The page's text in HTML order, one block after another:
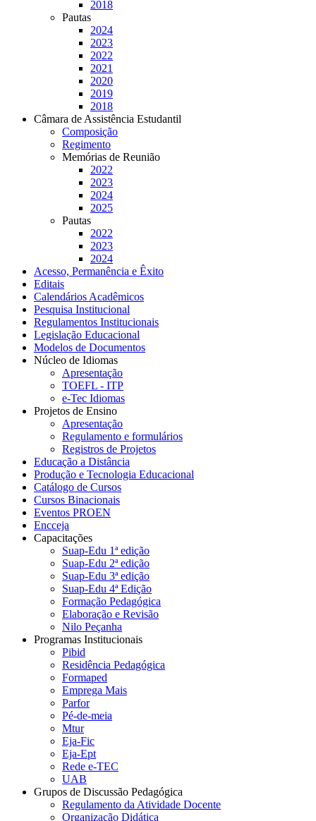
2018
Pautas
2024
2023
2022
2021
2020
2019
2018
Câmara de Assistência Estudantil
Composição
Regimento
Memórias de Reunião
2022
2023
2024
2025
Pautas
2022
2023
2024
Acesso, Permanência e Êxito
Editais
Calendários Acadêmicos
Pesquisa Institucional
Regulamentos Institucionais
Legislação Educacional
Modelos de Documentos
Núcleo de Idiomas
Apresentação
TOEFL - ITP
e-Tec Idiomas
Projetos de Ensino
Apresentação
Regulamento e formulários
Registros de Projetos
Educação a Distância
Produção e Tecnologia Educacional
Catálogo de Cursos
Cursos Binacionais
Eventos PROEN
Encceja
Capacitações
Suap-Edu 1ª edição
Suap-Edu 2ª edição
Suap-Edu 3ª edição
Suap-Edu 4ª Edição
Formação Pedagógica
Elaboração e Revisão
Nilo Peçanha
Programas Institucionais
Pibid
Residência Pedagógica
Formaped
Emprega Mais
Parfor
Pé-de-meia
Mtur
Eja-Fic
Eja-Ept
Rede e-TEC
UAB
Grupos de Discussão Pedagógica
Regulamento da Atividade Docente
Organização Didática